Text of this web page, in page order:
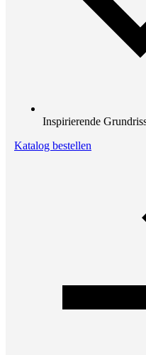
Inspirierende
Katalog bestellen